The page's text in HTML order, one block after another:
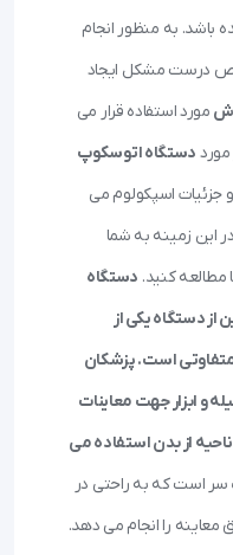
باشد. به منظور انجام
درست مشکل ایجاد
مورد استفاده قرار می
دستگاه اتوسکوپ
جزئیات اسپکولوم می
این زمینه به شما
مطالعه کنید. دستگاه
از دستگاه یکی از
است. پزشکان
و ابزار جهت معاینات
از بدن استفاده می
است که به راحتی در
را انجام می دهد.